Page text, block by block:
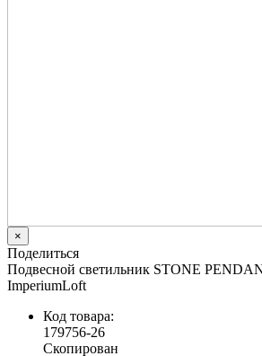
×
Поделиться
Подвесной светильник STONE
ImperiumLoft
Код товара:
179756-26
Скопирован